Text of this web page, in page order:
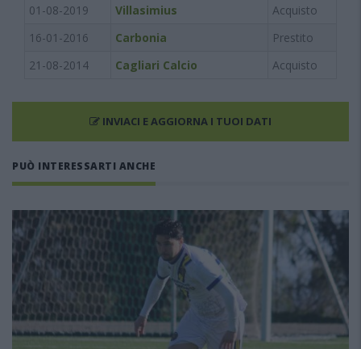
01-08-2019
Villasimius
Acquisto
16-01-2016
Carbonia
Prestito
21-08-2014
Cagliari Calcio Acquisto
INVIACI E AGGIORNA I TUOI DATI
PUÒ INTERESSARTI ANCHE